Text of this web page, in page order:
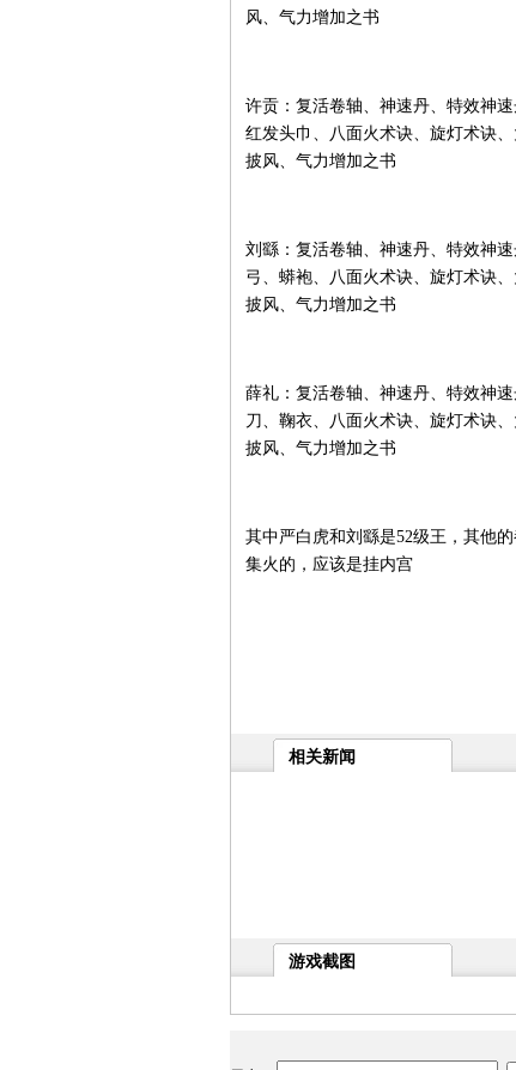
风、气力增加之书
许贡：复活卷轴、神速丹、特效神
红发头巾、八面火术诀、旋灯术诀
披风、气力增加之书
刘繇：复活卷轴、神速丹、特效神
弓、蟒袍、八面火术诀、旋灯术诀
披风、气力增加之书
薛礼：复活卷轴、神速丹、特效神
刀、鞠衣、八面火术诀、旋灯术诀
披风、气力增加之书
其中严白虎和刘繇是52级王，其他
集火的，应该是挂内宫
相关新闻
游戏截图